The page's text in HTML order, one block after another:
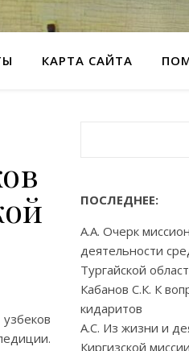
КАРТА САЙТА
ПОСЛЕДНЕЕ:
А.А. Очерк
деятельности
Тургайской
Кабанов С.К. К
кидаритов
А.С. Из жизни и
Киргизской миссии